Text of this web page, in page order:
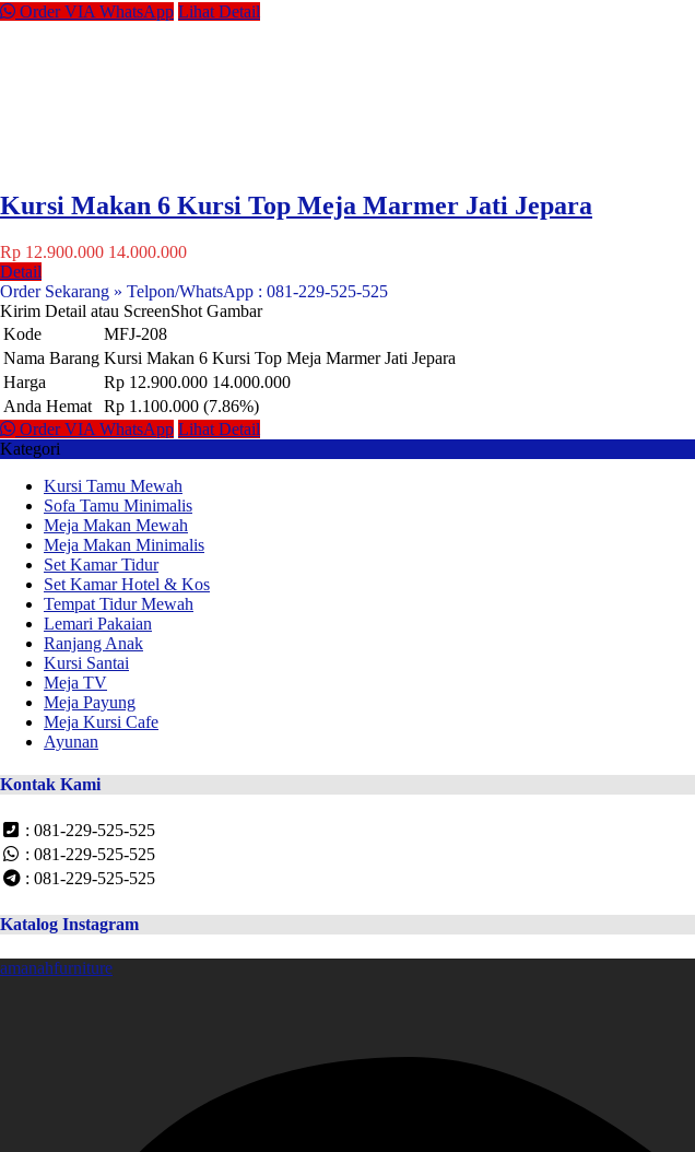
Order VIA WhatsApp Lihat Detail
Kursi Makan 6 Kursi Top Meja Marmer Jati Jepara
Rp 12.900.000 14.000.000
Detail
Order Sekarang » Telpon/WhatsApp : 081-229-525-525
Kirim Detail atau ScreenShot Gambar
Kode
MFJ-208
Nama Barang Kursi Makan 6 Kursi Top Meja Marmer Jati Jepara
Harga
Rp 12.900.000 14.000.000
Anda Hemat
Rp 1.100.000 (7.86%)
Order VIA WhatsApp Lihat Detail
Kategori
Kursi Tamu Mewah
Sofa Tamu Minimalis
Meja Makan Mewah
Meja Makan Minimalis
Set Kamar Tidur
Set Kamar Hotel & Kos
Tempat Tidur Mewah
Lemari Pakaian
Ranjang Anak
Kursi Santai
Meja TV
Meja Payung
Meja Kursi Cafe
Ayunan
Kontak Kami
: 081-229-525-525
: 081-229-525-525
: 081-229-525-525
Katalog Instagram
amanahfurniture